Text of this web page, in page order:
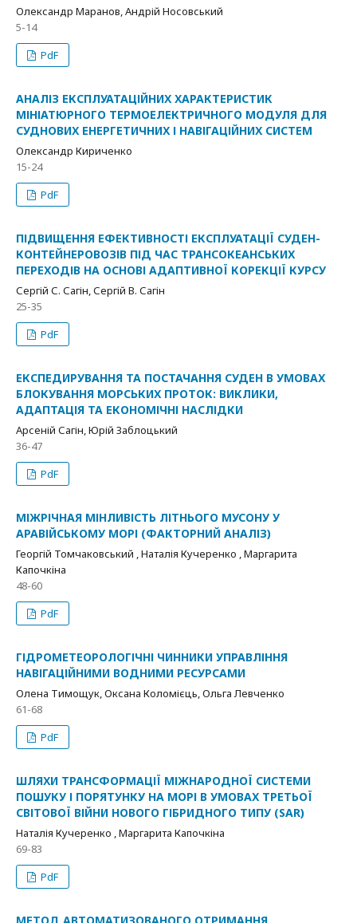
Олександр Маранов, Андрій Носовський
5-14
PdF
АНАЛІЗ ЕКСПЛУАТАЦІЙНИХ ХАРАКТЕРИСТИК
МІНІАТЮРНОГО ТЕРМОЕЛЕКТРИЧНОГО МОДУЛЯ ДЛЯ
СУДНОВИХ ЕНЕРГЕТИЧНИХ І НАВІГАЦІЙНИХ СИСТЕМ
Олександр Кириченко
15-24
PdF
ПІДВИЩЕННЯ ЕФЕКТИВНОСТІ ЕКСПЛУАТАЦІЇ СУДЕН-
КОНТЕЙНЕРОВОЗІВ ПІД ЧАС ТРАНСОКЕАНСЬКИХ
ПЕРЕХОДІВ НА ОСНОВІ АДАПТИВНОЇ КОРЕКЦІЇ КУРСУ
Сергій С. Сагін, Сергій В. Сагін
25-35
PdF
ЕКСПЕДИРУВАННЯ ТА ПОСТАЧАННЯ СУДЕН В УМОВАХ
БЛОКУВАННЯ МОРСЬКИХ ПРОТОК: ВИКЛИКИ,
АДАПТАЦІЯ ТА ЕКОНОМІЧНІ НАСЛІДКИ
Арсеній Сагін, Юрій Заблоцький
36-47
PdF
МІЖРІЧНАЯ МІНЛИВІСТЬ ЛІТНЬОГО МУСОНУ У
АРАВІЙСЬКОМУ МОРІ (ФАКТОРНИЙ АНАЛІЗ)
Георгій Томчаковський , Наталія Кучеренко , Маргарита
Капочкіна
48-60
PdF
ГІДРОМЕТЕОРОЛОГІЧНІ ЧИННИКИ УПРАВЛІННЯ
НАВІГАЦІЙНИМИ ВОДНИМИ РЕСУРСАМИ
Олена Тимощук, Оксана Коломієць, Ольга Левченко
61-68
PdF
ШЛЯХИ ТРАНСФОРМАЦІЇ МІЖНАРОДНОЇ СИСТЕМИ
ПОШУКУ І ПОРЯТУНКУ НА МОРІ В УМОВАХ ТРЕТЬОЇ
СВІТОВОЇ ВІЙНИ НОВОГО ГІБРИДНОГО ТИПУ (SAR)
Наталія Кучеренко , Маргарита Капочкіна
69-83
PdF